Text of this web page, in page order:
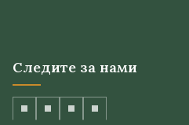
Следите за нами